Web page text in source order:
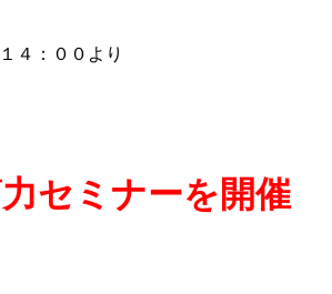
４：００より
セミナーを開催